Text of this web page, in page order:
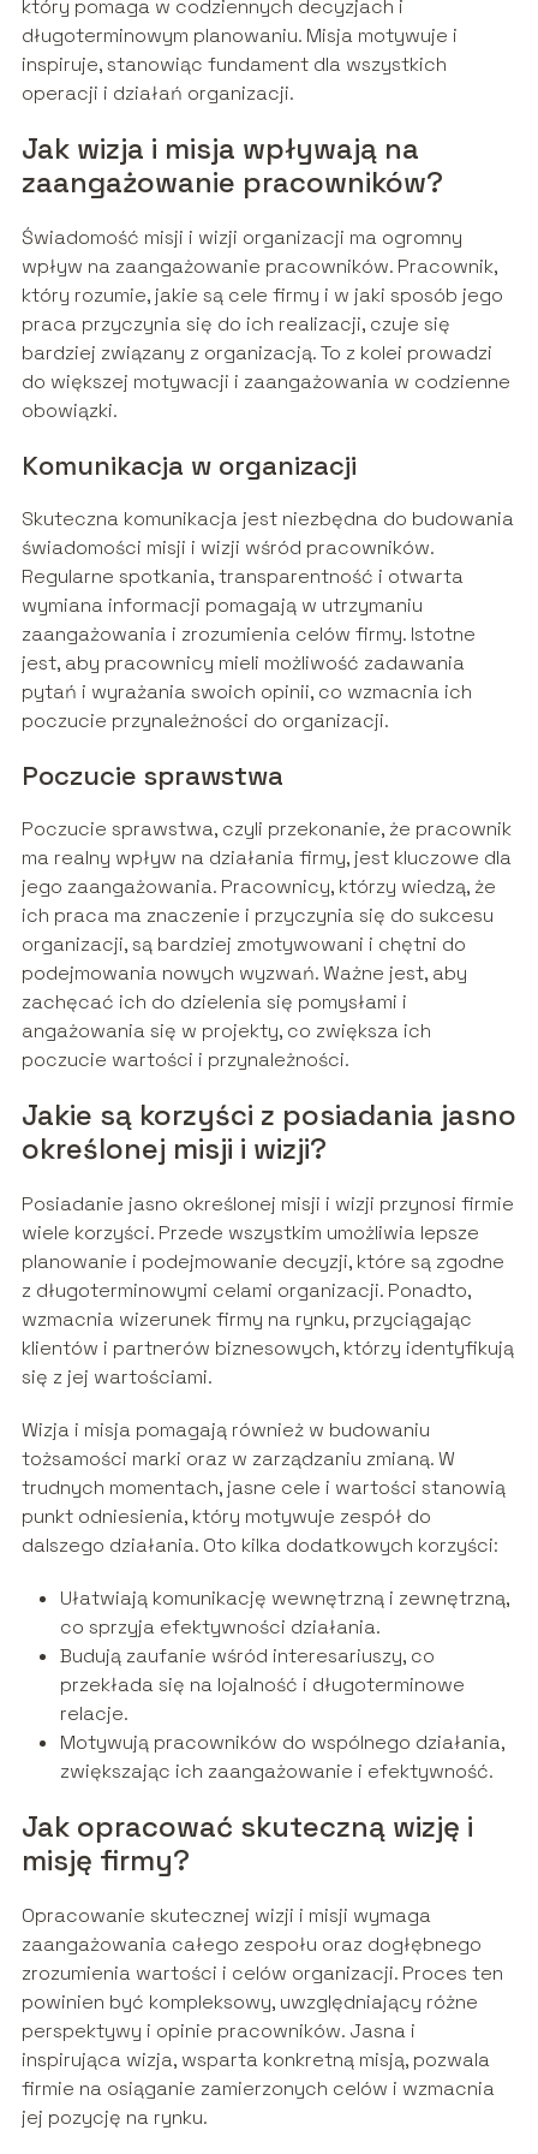
który pomaga w codziennych decyzjach i
długoterminowym planowaniu. Misja motywuje i
inspiruje, stanowiąc fundament dla wszystkich
operacji i działań organizacji.
Jak wizja i misja wpływają na
zaangażowanie pracowników?
Świadomość misji i wizji organizacji ma ogromny
wpływ na zaangażowanie pracowników. Pracownik,
który rozumie, jakie są cele firmy i w jaki sposób jego
praca przyczynia się do ich realizacji, czuje się
bardziej związany z organizacją. To z kolei prowadzi
do większej motywacji i zaangażowania w codzienne
obowiązki.
Komunikacja w organizacji
Skuteczna komunikacja jest niezbędna do budowania
świadomości misji i wizji wśród pracowników.
Regularne spotkania, transparentność i otwarta
wymiana informacji pomagają w utrzymaniu
zaangażowania i zrozumienia celów firmy. Istotne
jest, aby pracownicy mieli możliwość zadawania
pytań i wyrażania swoich opinii, co wzmacnia ich
poczucie przynależności do organizacji.
Poczucie sprawstwa
Poczucie sprawstwa, czyli przekonanie, że pracownik
ma realny wpływ na działania firmy, jest kluczowe dla
jego zaangażowania. Pracownicy, którzy wiedzą, że
ich praca ma znaczenie i przyczynia się do sukcesu
organizacji, są bardziej zmotywowani i chętni do
podejmowania nowych wyzwań. Ważne jest, aby
zachęcać ich do dzielenia się pomysłami i
angażowania się w projekty, co zwiększa ich
poczucie wartości i przynależności.
Jakie są korzyści z posiadania jasno
określonej misji i wizji?
Posiadanie jasno określonej misji i wizji przynosi firmie
wiele korzyści. Przede wszystkim umożliwia lepsze
planowanie i podejmowanie decyzji, które są zgodne
z długoterminowymi celami organizacji. Ponadto,
wzmacnia wizerunek firmy na rynku, przyciągając
klientów i partnerów biznesowych, którzy identyfikują
się z jej wartościami.
Wizja i misja pomagają również w budowaniu
tożsamości marki oraz w zarządzaniu zmianą. W
trudnych momentach, jasne cele i wartości stanowią
punkt odniesienia, który motywuje zespół do
dalszego działania. Oto kilka dodatkowych korzyści:
Ułatwiają komunikację wewnętrzną i zewnętrzną,
co sprzyja efektywności działania.
Budują zaufanie wśród interesariuszy, co
przekłada się na lojalność i długoterminowe
relacje.
Motywują pracowników do wspólnego działania,
zwiększając ich zaangażowanie i efektywność.
Jak opracować skuteczną wizję i
misję firmy?
Opracowanie skutecznej wizji i misji wymaga
zaangażowania całego zespołu oraz dogłębnego
zrozumienia wartości i celów organizacji. Proces ten
powinien być kompleksowy, uwzględniający różne
perspektywy i opinie pracowników. Jasna i
inspirująca wizja, wsparta konkretną misją, pozwala
firmie na osiąganie zamierzonych celów i wzmacnia
jej pozycję na rynku.